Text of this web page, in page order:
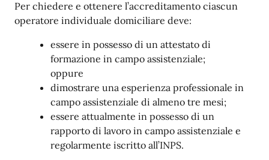
Per chiedere e ottenere l’accreditamento ciascun
operatore individuale domiciliare deve:
essere in possesso di un attestato di
formazione in campo assistenziale;
oppure
dimostrare una esperienza professionale in
campo assistenziale di almeno tre mesi;
essere attualmente in possesso di un
rapporto di lavoro in campo assistenziale e
regolarmente iscritto all’INPS.